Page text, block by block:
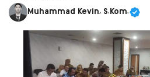
Muhammad Kevin, S.Kom.